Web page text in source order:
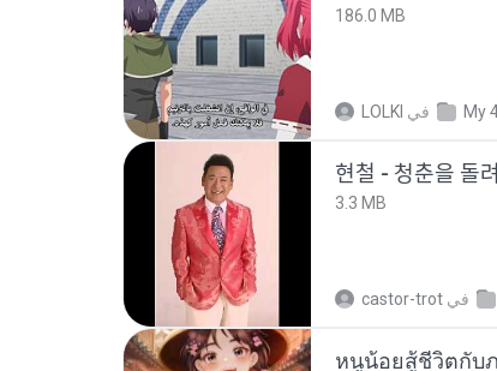
186.0 MB
LOLKI في My
현철 - 청춘을
3.3 MB
castor-trot في